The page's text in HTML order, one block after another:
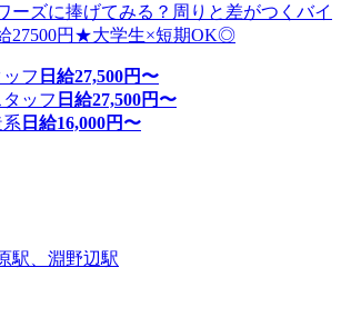
ーズに捧げてみる？周りと差がつくバイ
27500円★大学生×短期OK◎
フ 日給27,500円〜
ッフ 日給27,500円〜
日給16,000円〜
駅、淵野辺駅